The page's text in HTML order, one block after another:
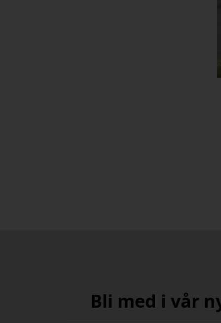
Bli med i vår